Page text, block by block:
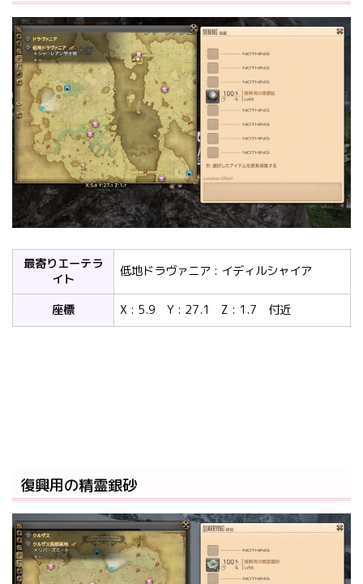
最寄りエーテラ
イト
低地ドラヴァニア : イディルシャイア
座標 X : 5.9 Y : 27.1 Z : 1.7 付近
復興用の精霊銀砂